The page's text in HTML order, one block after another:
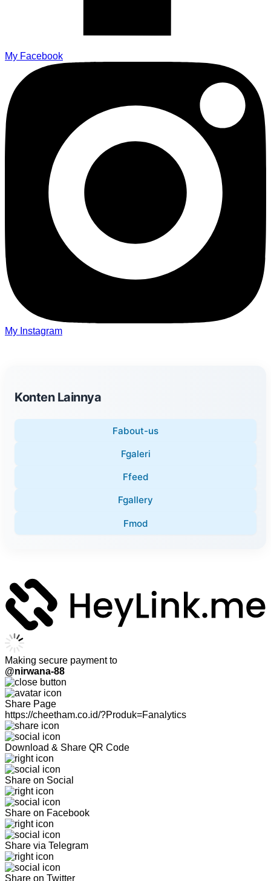
My Facebook
My Instagram
Konten Lainnya
Fabout-us
Fgaleri
Ffeed
Fgallery
Fmod
Making secure payment to
@nirwana-88
Share Page
https://cheetham.co.id/?Produk=Fanalytics
Download & Share QR Code
Share on Social
Share on Facebook
Share via Telegram
Share on Twitter